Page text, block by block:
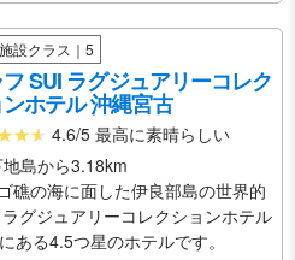
設クラス｜5
SUI ラグジュアリーコレク
ホテル 沖縄宮古
4.6/5 最高に素晴らしい
島から3.18km
礁の海に面した伊良部島の世界的
グジュアリーコレクションホテル
ある4.5つ星のホテルです。